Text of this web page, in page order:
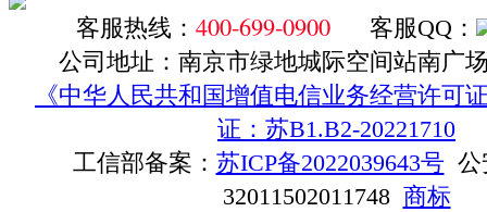
客服热线： 400-699-0900客服QQ：
公司地址：南京市绿地城际空间站南广
《中华人民共和国增值电信业务经营许可
证：苏B1.B2-20221710
工信部备案： 苏ICP备2022039643号公
32011502011748 商标